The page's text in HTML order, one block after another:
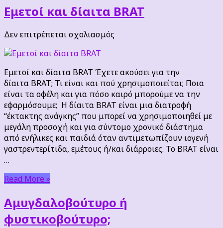
Εμετοί και δίαιτα BRAT
Δεν επιτρέπεται σχολιασμός
δίαιτα
BRAT
Εμετοί και δίαιτα BRAT Έχετε ακούσει για την
δίαιτα BRAT; Τι είναι και πού χρησιμοποιείται; Ποια
είναι τα οφέλη και για πόσο καιρό μπορούμε να την
εφαρμόσουμε; Η δίαιτα BRAT είναι μια διατροφή
“έκτακτης ανάγκης” που μπορεί να χρησιμοποιηθεί με
μεγάλη προσοχή και για σύντομο χρονικό διάστημα
από ενήλικες και παιδιά όταν αντιμετωπίζουν ιογενή
γαστρεντερίτιδα, εμέτους ή/και διάρροιες. Το BRAT είναι
…
Read More »
Αμυγδαλοβούτυρο ή
φυστικοβούτυρο;